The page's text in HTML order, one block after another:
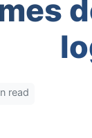
read